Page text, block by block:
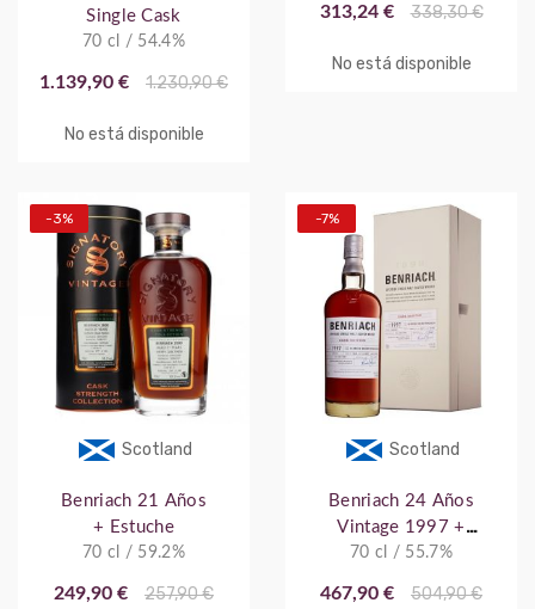
Single Cask
70 cl / 54.4%
1.139,90 € 1.230,90 €
No está disponible
313,24 € 338,30 €
No está disponible
Scotland
-3%
Benriach 21 Años
+ Estuche
70 cl / 59.2%
249,90 € 257,90 €
Scotland
-7%
Benriach 24 Años
Vintage 1997 +
Estuche
70 cl / 55.7%
467,90 € 504,90 €